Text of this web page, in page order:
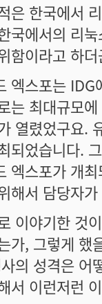
은 한국에서
국에서의 리
함이라고 하
엑스포는
는 최대규모
열렸었구요.
되었습니다.
엑스포가 개
해서 담당자
이야기한 것
가, 그렇게 했
의 성격은 어
서 이런저런